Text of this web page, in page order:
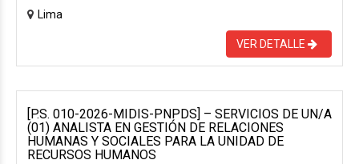
Lima
VER DETALLE
[P.S. 010-2026-MIDIS-PNPDS] – SERVICIOS DE UN/A
(01) ANALISTA EN GESTIÓN DE RELACIONES
HUMANAS Y SOCIALES PARA LA UNIDAD DE
RECURSOS HUMANOS